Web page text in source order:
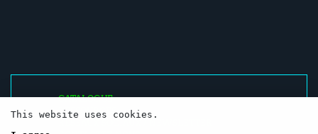
CATALOGUE
RESSOURCES
This website uses cookies.